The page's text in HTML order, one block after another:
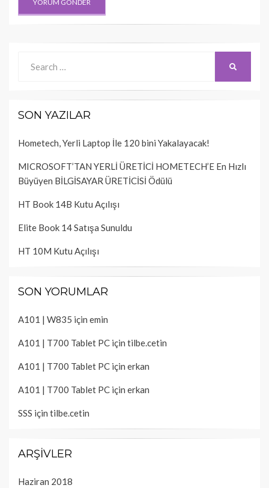
for:
SON YAZILAR
Hometech, Yerli Laptop İle 120 bini Yakalayacak!
MICROSOFT’TAN YERLİ ÜRETİCİ HOMETECH’E En Hızlı
Büyüyen BİLGİSAYAR ÜRETİCİSİ Ödülü
HT Book 14B Kutu Açılışı
Elite Book 14 Satışa Sunuldu
HT 10M Kutu Açılışı
SON YORUMLAR
A101 | W835 için emin
A101 | T700 Tablet PC için tilbe.cetin
A101 | T700 Tablet PC için erkan
A101 | T700 Tablet PC için erkan
SSS için tilbe.cetin
ARŞIVLER
Haziran 2018